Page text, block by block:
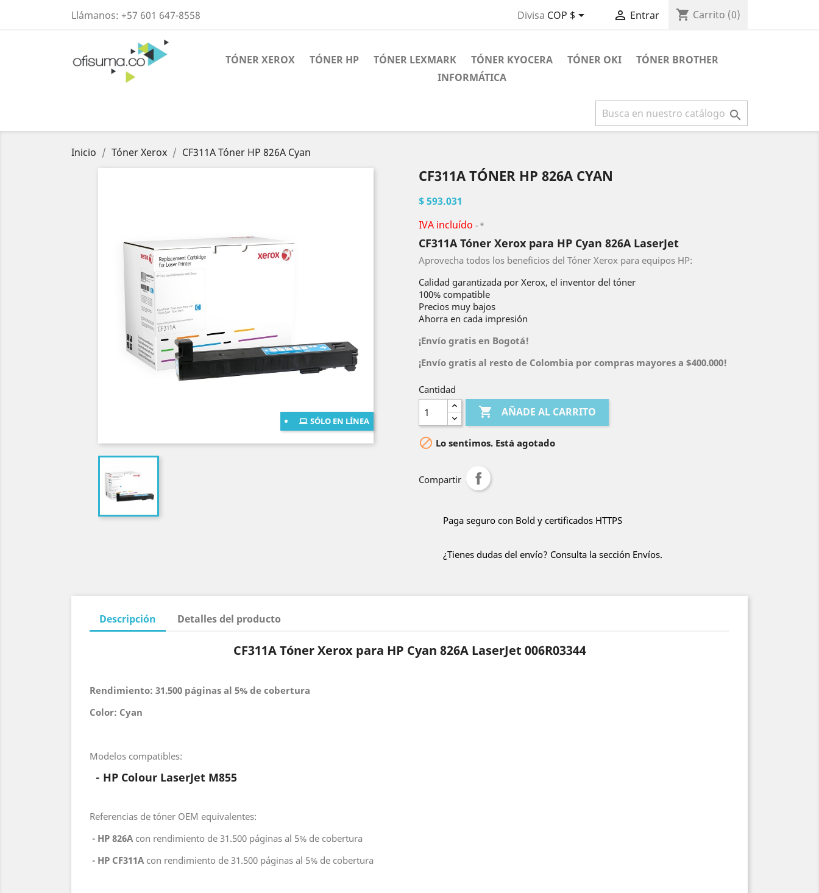
Llámanos: +57 601 647-8558 Divisa COP $  Entrar shopping_cart Carrito (0)
TÓNER XEROX TÓNER HP TÓNER LEXMARK TÓNER KYOCERA TÓNER OKI
TÓNER BROTHER
INFORMÁTICA

Inicio Tóner Xerox CF311A Tóner HP 826A Cyan
SÓLO EN LÍNEA
CF311A TÓNER HP 826A CYAN
$ 593.031
IVA incluído
*
CF311A Tóner Xerox para HP Cyan 826A LaserJet
Aprovecha todos los beneficios del Tóner Xerox para equipos HP:
Calidad garantizada por Xerox, el inventor del tóner
100% compatible
Precios muy bajos
Ahorra en cada impresión
¡Envío gratis en Bogotá!
¡Envío gratis al resto de Colombia por compras mayores a $400.000!
Cantidad
 AÑADE AL CARRITO
 Lo sentimos. Está agotado
Compartir
Paga seguro con Bold y certificados HTTPS
¿Tienes dudas del envío? Consulta la sección Envíos.
Descripción Detalles del producto
CF311A Tóner Xerox para HP Cyan 826A LaserJet 006R03344
Rendimiento: 31.500 páginas al 5% de cobertura
Color: Cyan
Modelos compatibles:
- HP Colour LaserJet M855
Referencias de tóner OEM equivalentes:
- HP 826A con rendimiento de 31.500 páginas al 5% de cobertura
- HP CF311A con rendimiento de 31.500 páginas al 5% de cobertura